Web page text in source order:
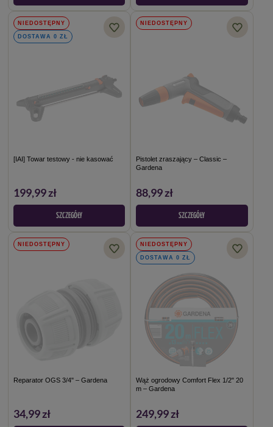
NIEDOSTĘPNY
DOSTAWA 0 ZŁ
[IAI] Towar testowy - nie kasować
199,99 zł
SZCZEGÓŁY
NIEDOSTĘPNY
Pistolet zraszający – Classic –
Gardena
88,99 zł
SZCZEGÓŁY
NIEDOSTĘPNY
Reparator OGS 3/4" – Gardena
34,99 zł
NIEDOSTĘPNY
DOSTAWA 0 ZŁ
Wąż ogrodowy Comfort Flex 1/2" 20
m – Gardena
249,99 zł